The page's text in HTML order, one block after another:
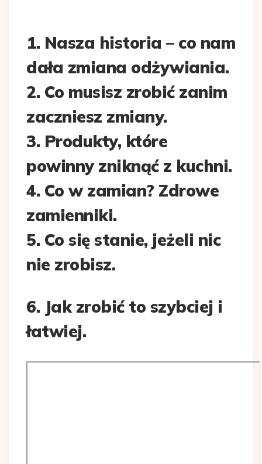
1. Nasza historia – co nam
dała zmiana odżywiania.
2. Co musisz zrobić zanim
zaczniesz zmiany.
3. Produkty, które
powinny zniknąć z kuchni.
4. Co w zamian? Zdrowe
zamienniki.
5. Co się stanie, jeżeli nic
nie zrobisz.
6. Jak zrobić to szybciej i
łatwiej.